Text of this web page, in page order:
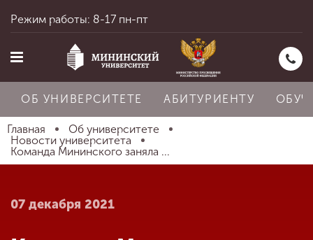
Главная
Режим работы: 8-17 пн-пт
ОБ УНИВЕРСИТЕТЕ АБИТУРИЕНТУ
Главная
Об университете
Новости университета
Команда Мининского заняла ...
07 декабря 2021